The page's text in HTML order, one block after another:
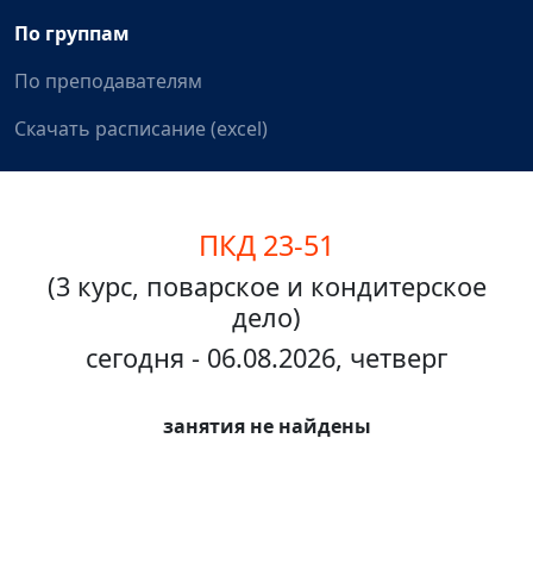
По группам
По преподавателям
Скачать расписание (excel)
ПКД 23-51
(3 курс, поварское и кондитерское
дело)
сегодня - 06.08.2026, четверг
занятия не найдены